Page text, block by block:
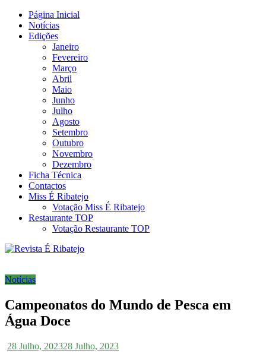
Skip
content
É Ribatejo – Revista Social
Online
Revista Social Online
Página Inicial
Notícias
Edições
Janeiro
Fevereiro
Março
Abril
Maio
Junho
Julho
Agosto
Setembro
Outubro
Novembro
Dezembro
Ficha Técnica
Contactos
Miss É Ribatejo
Votação Miss É Ribatejo
Restaurante TOP
Votação Restaurante TOP
Notícias
Campeonatos do Mundo de Pesca em
Água Doce
28 Julho, 202328 Julho, 2023